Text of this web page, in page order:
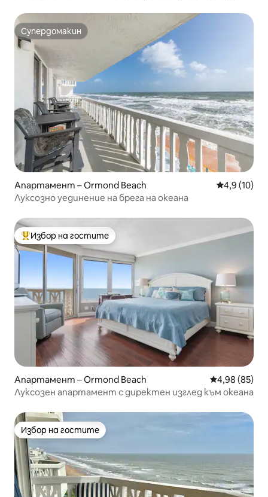
Супердомакин
Супердомакин
Апартамент – Ormond Beach Средна
4,9 (10)
Луксозно уединение на брега на океана
Най-популярен избор на гостите
Избор на гостите
Апартамент – Ormond Beach Средна
4,98 (85)
Луксозен апартамент с директен изглед към океана
Избор на гостите
Избор на гостите